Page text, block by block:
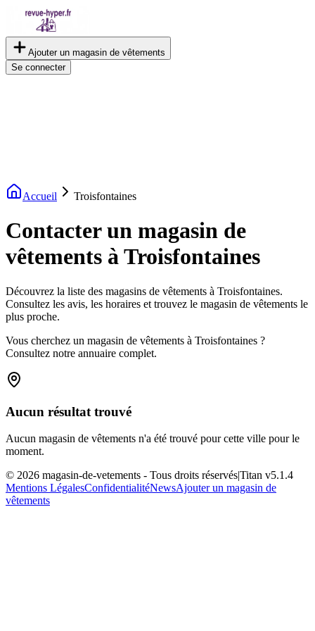
Ajouter un magasin de vêtements
Se connecter
Accueil Troisfontaines
Contacter un magasin de
vêtements à Troisfontaines
Découvrez la liste des magasins de vêtements à Troisfontaines.
Consultez les avis, les horaires et trouvez le magasin de vêtements le
plus proche.
Vous cherchez un magasin de vêtements à Troisfontaines ?
Consultez notre annuaire complet.
Aucun résultat trouvé
Aucun magasin de vêtements n'a été trouvé pour cette ville pour le
moment.
© 2026 magasin-de-vetements - Tous droits réservés|Titan v5.1.4
Mentions LégalesConfidentialitéNewsAjouter un magasin de
vêtements